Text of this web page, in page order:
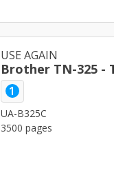
USE AGAIN
1
UA-B325C
3500 pages